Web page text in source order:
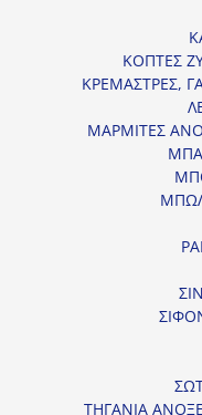
ΚΟΠΤΕΣ
ΚΡΕΜΑΣΤΡΕΣ,
ΜΑΡΜΙΤΕΣ
ΤΗΓΑΝΙΑ